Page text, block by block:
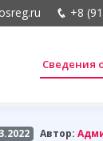
+8
Сведения
Автор: